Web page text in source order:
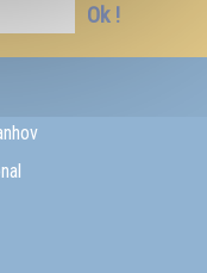
Ok !